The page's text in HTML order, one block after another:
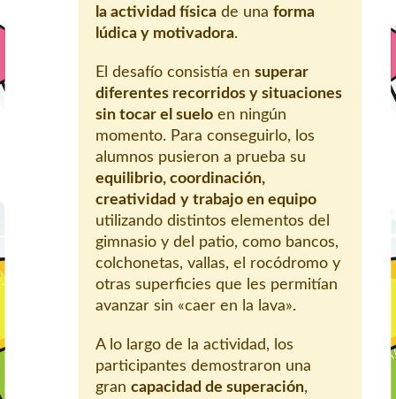
la actividad física de una forma
lúdica y motivadora.
El desafío consistía en superar
diferentes recorridos y situaciones
sin tocar el suelo en ningún
momento. Para conseguirlo, los
alumnos pusieron a prueba su
equilibrio, coordinación,
creatividad y trabajo en equipo
utilizando distintos elementos del
gimnasio y del patio, como bancos,
colchonetas, vallas, el rocódromo y
otras superficies que les permitían
avanzar sin «caer en la lava».
A lo largo de la actividad, los
participantes demostraron una
gran capacidad de superación,